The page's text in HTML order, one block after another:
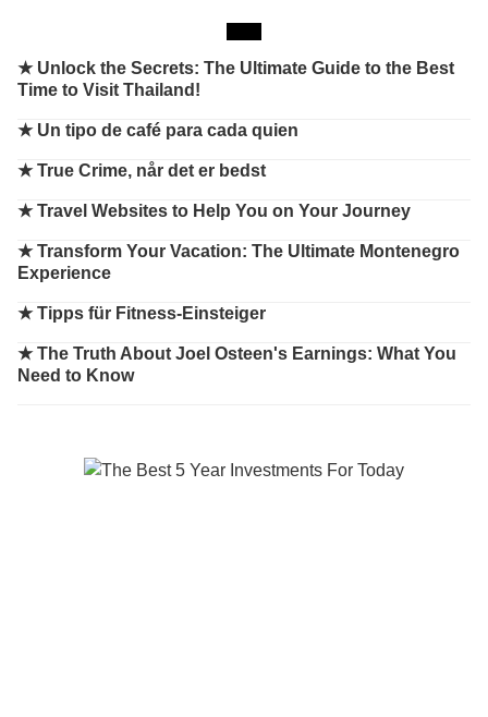
★ Unlock the Secrets: The Ultimate Guide to the Best
Time to Visit Thailand!
★ Un tipo de café para cada quien
★True Crime, når det er bedst
★Travel Websites to Help You on Your Journey
★Transform Your Vacation: The Ultimate Montenegro
Experience
★Tipps für Fitness-Einsteiger
★The Truth About Joel Osteen's Earnings: What You
Need to Know